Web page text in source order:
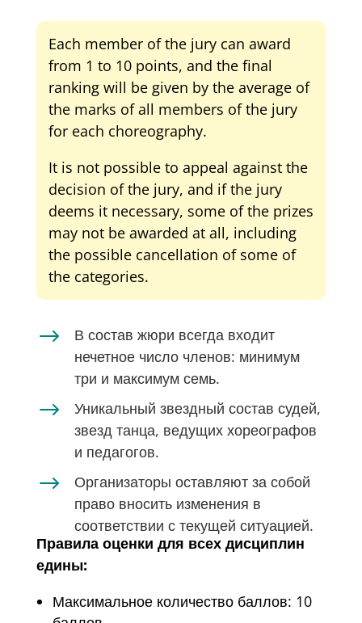
Each member of the jury can award
from 1 to 10 points, and the final
ranking will be given by the average of
the marks of all members of the jury
for each choreography.
It is not possible to appeal against the
decision of the jury, and if the jury
deems it necessary, some of the prizes
may not be awarded at all, including
the possible cancellation of some of
the categories.
$
В состав жюри всегда входит
нечетное число членов: минимум
три и максимум семь.
$
Уникальный звездный состав судей,
звезд танца, ведущих хореографов
и педагогов.
$
Организаторы оставляют за собой
право вносить изменения в
соответствии с текущей ситуацией.
Правила оценки для всех дисциплин
едины:
Максимальное количество баллов: 10